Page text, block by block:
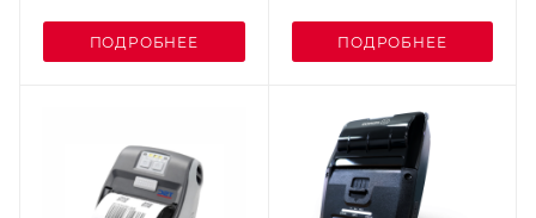
ПОДРОБНЕЕ ПОДРОБНЕЕ